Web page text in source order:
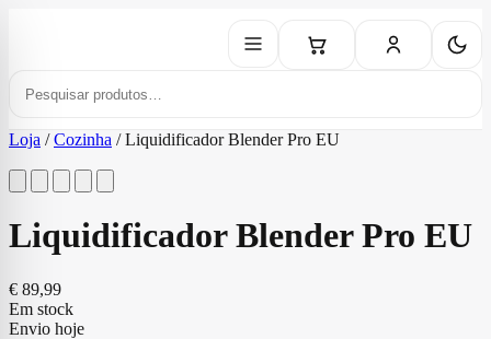
Loja / Cozinha / Liquidificador Blender Pro EU
Liquidificador Blender Pro EU
€ 89,99
Em stock
Envio hoje